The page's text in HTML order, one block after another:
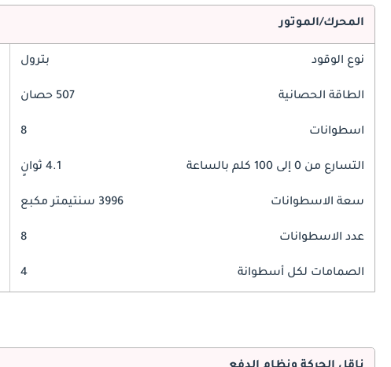
المحرك/الموتور
نوع الوقود بترول
الطاقة الحصانية 507 حصان
اسطوانات 8
التسارع من 0 إلى 100 كلم بالساعة 4.1 ثوانٍ
سعة الاسطوانات 3996 سنتيمتر مكبع
عدد الاسطوانات 8
الصمامات لكل أسطوانة 4